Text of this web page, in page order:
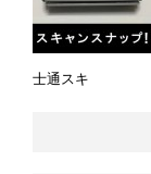
士通スキ